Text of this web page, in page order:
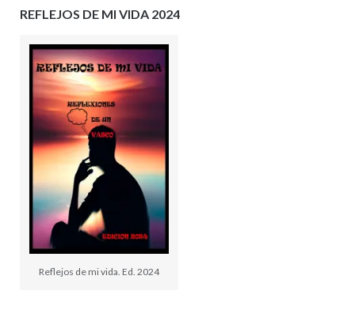
REFLEJOS DE MI VIDA 2024
Reflejos de mi vida. Ed. 2024